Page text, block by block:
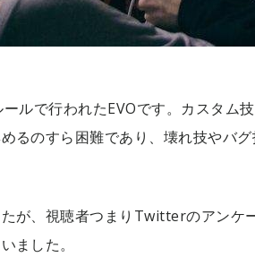
ルで行われたEVOです。カスタム
るのすら困難であり、壊れ技やバ
が、視聴者つまりTwitterのアンケ
ました。